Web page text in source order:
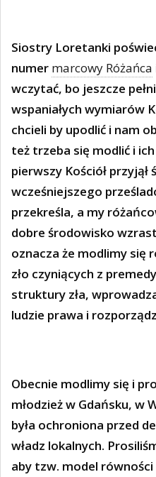
Siostry Loretanki
numer marcowy Różańca
wczytać, bo jeszcze
wspaniałych wymiarów
chcieli by upodlić i nam
też trzeba się modlić i
pierwszy Kościół
wcześniejszego
przekreśla, a my
dobre środowisko
oznacza że modlimy się
zło czyniących z
struktury zła,
ludzie prawa i
Obecnie modlimy się i
młodzież w Gdańsku, w
była ochroniona przed
władz lokalnych.
aby tzw. model